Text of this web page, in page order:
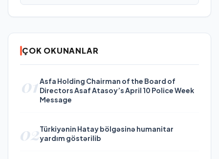
ÇOK OKUNANLAR
01Asfa Holding Chairman of the Board of
Directors Asaf Atasoy’s April 10 Police Week
Message
02Türkiyənin Hatay bölgəsinə humanitar
yardım göstərilib